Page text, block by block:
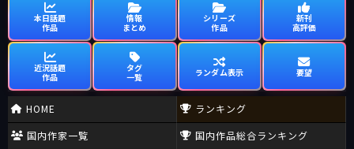
本日話題
作品
情報
まとめ
シリーズ
作品
新刊
高評価
近況話題
作品
タグ
一覧
ランダム表示 要望
HOME
国内作家一覧
ランキング
国内作品総合ランキング